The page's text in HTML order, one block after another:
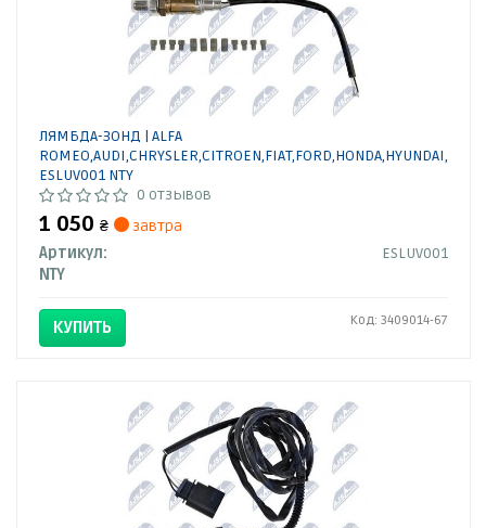
ЛЯМБДА-ЗОНД | ALFA
ESLUV001 NTY
0 отзывов
1 050 ₴
завтра
Артикул:
ESLUV001
NTY
КУПИТЬ Код: 3409014-67